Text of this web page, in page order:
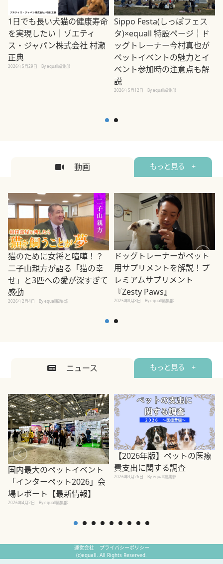
1日でも長い犬猫の健康寿命
を実現したい｜ゾエティ
ス・ジャパン株式会社 村瀬
正典
2026年5月29日 By equall編集部
Sippo Festa(しっぽフェス
タ)×equall 特設ページ｜ド
ッグトレーナー今村真也が
ペットイベントの魅力とイ
ベント参加時の注意点も解
説
2026年5月12日 By equall編集部
動画 もっと見る +
猫のために女将と喧嘩！？
二子山親方が語る「猫の幸
せ」と3匹への愛が深すぎて
感動
2026年2月4日 By equall編集部
ドッグトレーナーがペット
用サプリメントを解説！プ
レミアムサプリメント
『Zesty Paws』
2025年8月8日 By equall編集部
ニュース もっと見る +
国内最大のペットイベント
「インターペット2026」会
場レポート【最新情報】
2026年4月2日 By equall編集部
【2026年版】ペットの医療
費支出に関する調査
2026年3月26日 By equall編集部
運営会社
プライバシーポリシー
(c)equall. All Rights Reserved.